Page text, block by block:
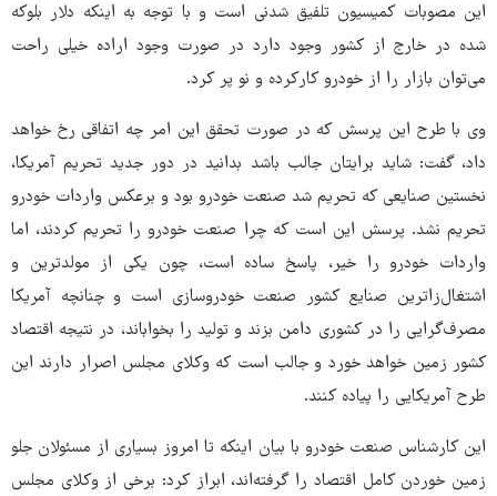
این مصوبات کمیسیون تلفیق شدنی است و با توجه به ‌اینکه دلار بلوکه
شده در خارج از کشور وجود دارد در صورت وجود اراده خیلی راحت
می‌توان بازار را از خودرو کارکرده و نو پر کرد.
وی با طرح این پرسش که در صورت تحقق این امر چه اتفاقی رخ خواهد
داد، گفت: شاید برایتان جالب باشد بدانید در دور جدید تحریم آمریکا،
نخستین صنایعی که تحریم شد صنعت خودرو بود و برعکس واردات خودرو
تحریم نشد. پرسش این است که چرا صنعت خودرو را تحریم کردند، اما
واردات خودرو را خیر، پاسخ ساده است، چون یکی از مولدترین و
اشتغال‌زاترین صنایع کشور صنعت خودروسازی است و چنانچه آمریکا
مصرف‌گرایی را در کشوری دامن بزند و تولید را بخواباند، در نتیجه اقتصاد
کشور زمین خواهد خورد و جالب است که وکلای مجلس اصرار دارند این
طرح آمریکایی را پیاده کنند.
این کارشناس صنعت خودرو با بیان اینکه تا امروز بسیاری از مسئولان جلو
زمین خوردن کامل اقتصاد را گرفته‌اند، ابراز کرد: برخی از وکلای مجلس